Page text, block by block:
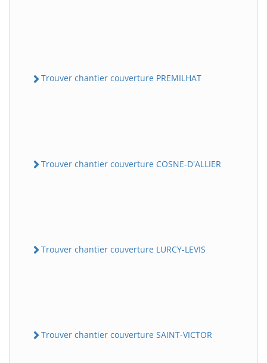
Trouver chantier couverture PREMILHAT
Trouver chantier couverture COSNE-D'ALLIER
Trouver chantier couverture LURCY-LEVIS
Trouver chantier couverture SAINT-VICTOR